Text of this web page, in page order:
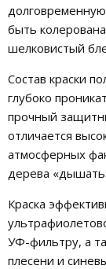
быть
шелковистый
Состав краски
глубоко
прочный
отличается
атмосферных
дерева
Краска
УФ-фильтру, а
плесени и